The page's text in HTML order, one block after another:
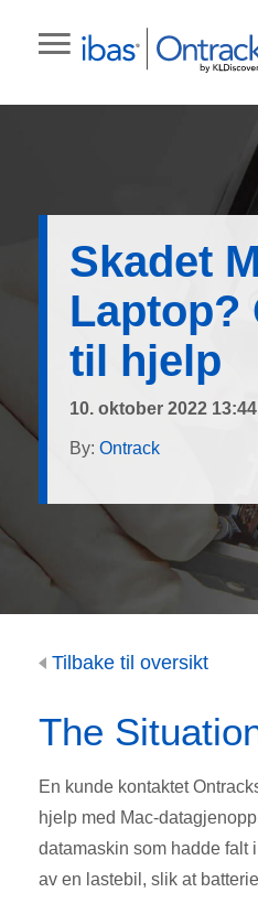
Skadet
Laptop?
til hjelp
10. oktober 2022
By: Ontrack
Tilbake til oversikt
The
En kunde kontaktet
hjelp med Mac-
datamaskin som hadde falt
av en lastebil, slik at